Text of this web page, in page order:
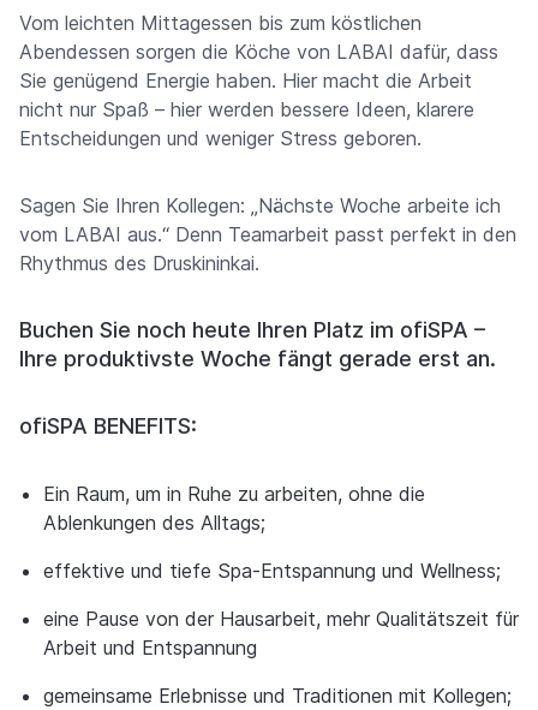
Vom leichten Mittagessen bis zum köstlichen
Abendessen sorgen die Köche von LABAI dafür, dass
Sie genügend Energie haben. Hier macht die Arbeit
nicht nur Spaß – hier werden bessere Ideen, klarere
Entscheidungen und weniger Stress geboren.
Sagen Sie Ihren Kollegen: „Nächste Woche arbeite ich
vom LABAI aus.“ Denn Teamarbeit passt perfekt in den
Rhythmus des Druskininkai.
Buchen Sie noch heute Ihren Platz im ofiSPA –
Ihre produktivste Woche fängt gerade erst an.
ofiSPA BENEFITS:
Ein Raum, um in Ruhe zu arbeiten, ohne die
Ablenkungen des Alltags;
effektive und tiefe Spa-Entspannung und Wellness;
eine Pause von der Hausarbeit, mehr Qualitätszeit für
Arbeit und Entspannung
gemeinsame Erlebnisse und Traditionen mit Kollegen;